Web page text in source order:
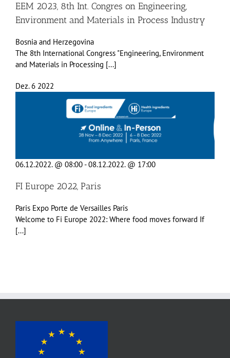
EEM 2023, 8th Int. Congres on Engineering,
Environment and Materials in Process Industry
Bosnia and Herzegovina
The 8th International Congress "Engineering, Environment
and Materials in Processing [...]
Dez. 6 2022
06.12.2022. @ 08:00-08.12.2022. @ 17:00
FI Europe 2022, Paris
Paris Expo Porte de Versailles Paris
Welcome to Fi Europe 2022: Where food moves forward If
[...]